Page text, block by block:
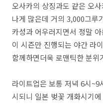
오사카의 상징과도 같은 오
나게 많은데 거의 3,000그루
카성과 어우러지면서 정말
이 시즌만 진행되는 야간 라
함께하면더욱 로맨틱한 분위
라이트업은 보통 저녁 6시
시되니 일본 벚꽃 개화시기